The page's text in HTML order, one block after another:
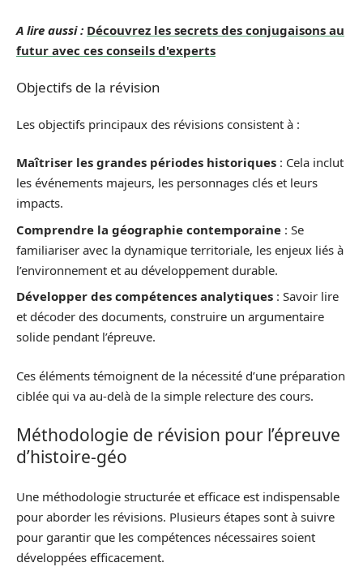
A lire aussi : Découvrez les secrets des conjugaisons au
futur avec ces conseils d'experts
Objectifs de la révision
Les objectifs principaux des révisions consistent à :
Maîtriser les grandes périodes historiques : Cela inclut
les événements majeurs, les personnages clés et leurs
impacts.
Comprendre la géographie contemporaine : Se
familiariser avec la dynamique territoriale, les enjeux liés à
l’environnement et au développement durable.
Développer des compétences analytiques : Savoir lire
et décoder des documents, construire un argumentaire
solide pendant l’épreuve.
Ces éléments témoignent de la nécessité d’une préparation
ciblée qui va au-delà de la simple relecture des cours.
Méthodologie de révision pour l’épreuve
d’histoire-géo
Une méthodologie structurée et efficace est indispensable
pour aborder les révisions. Plusieurs étapes sont à suivre
pour garantir que les compétences nécessaires soient
développées efficacement.